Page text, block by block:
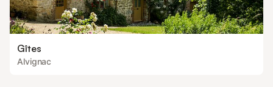
Gîtes
Alvignac